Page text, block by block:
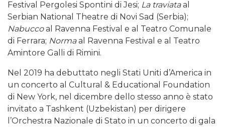
Festival Pergolesi Spontini di Jesi; La traviataal
Serbian National Theatre di Novi Sad (Serbia);
Nabuccoal Ravenna Festival e al Teatro Comunale
di Ferrara; Normaal Ravenna Festival e al Teatro
Amintore Galli di Rimini.
Nel 2019 ha debuttato negli Stati Uniti d’America in
un concerto al Cultural & Educational Foundation
di New York, nel dicembre dello stesso anno è stato
invitato a Tashkent (Uzbekistan) per dirigere
l’Orchestra Nazionale di Stato in un concerto di gala